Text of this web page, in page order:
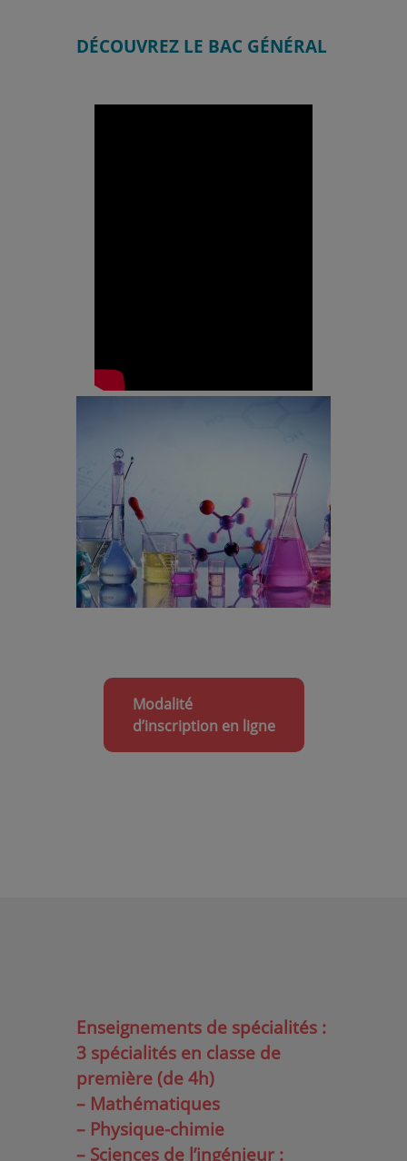
DÉCOUVREZ LE BAC GÉNÉRAL
Modalité
d’inscription en ligne
Enseignements de spécialités :
3 spécialités en classe de
première (de 4h)
– Mathématiques
– Physique-chimie
– Sciences de l’ingénieur :